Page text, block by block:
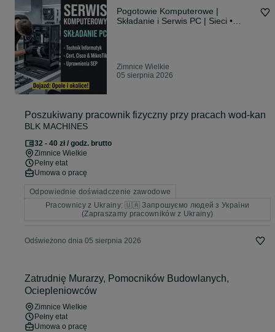
Pogotowie Komputerowe |
Składanie i Serwis PC | Sieci •
Zimnice Wielkie
05 sierpnia 2026
Poszukiwany pracownik fizyczny przy pracach wod-kan
BLK MACHINES
32 - 40 zł / godz. brutto
Zimnice Wielkie
Pełny etat
Umowa o pracę
Odpowiednie doświadczenie zawodowe
Pracownicy z Ukrainy: 🇺🇦 Запрошуємо людей з України
(Zapraszamy pracowników z Ukrainy)
Odświeżono dnia 05 sierpnia 2026
Zatrudnię Murarzy, Pomocników Budowlanych,
Ociepleniowców
Zimnice Wielkie
Pełny etat
Umowa o pracę